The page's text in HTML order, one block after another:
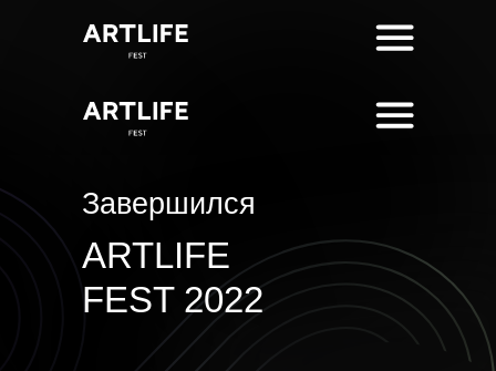
ARTLIFE
Завершился
FEST 2022